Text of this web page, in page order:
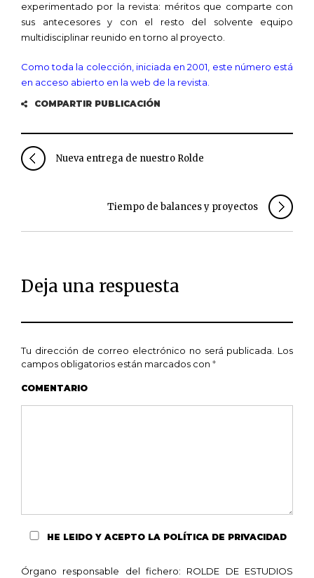
experimentado por la revista: méritos que comparte con
sus antecesores y con el resto del solvente equipo
multidisciplinar reunido en torno al proyecto.
Como toda la colección, iniciada en 2001, este número está
en acceso abierto en la web de la revista.
COMPARTIR PUBLICACIÓN
Nueva entrega de nuestro Rolde
Tiempo de balances y proyectos
Deja una respuesta
Tu dirección de correo electrónico no será publicada.
Los
campos obligatorios están marcados con *
COMENTARIO
HE LEIDO Y ACEPTO LA POLÍTICA DE PRIVACIDAD
Órgano responsable del fichero: ROLDE DE ESTUDIOS